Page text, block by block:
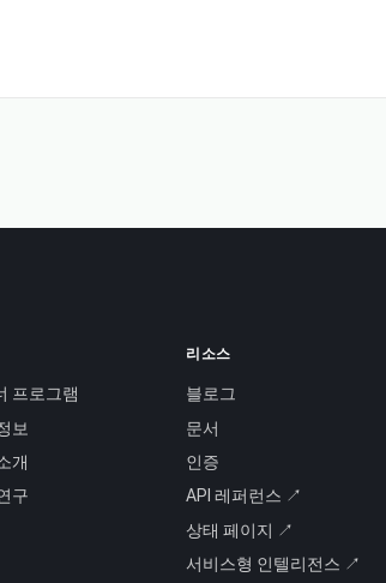
프로그램
보
개
구
리소스
블로그
문서
인증
API 레퍼런스 ↗
상태 페이지 ↗
서비스형 인텔리전스 ↗